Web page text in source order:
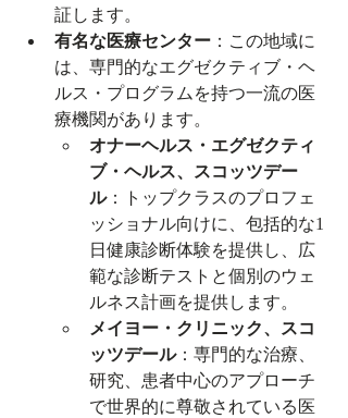
証します。
有名な医療センター ：この地域に
は、専門的なエグゼクティブ・ヘ
ルス・プログラムを持つ一流の医
療機関があります。
オナーヘルス・エグゼクティ
ブ・ヘルス、スコッツデー
ル：トップクラスのプロフェ
ッショナル向けに、包括的な1
日健康診断体験を提供し、広
範な診断テストと個別のウェ
ルネス計画を提供します。
メイヨー・クリニック、スコ
ッツデール：専門的な治療、
研究、患者中心のアプローチ
で世界的に尊敬されている医